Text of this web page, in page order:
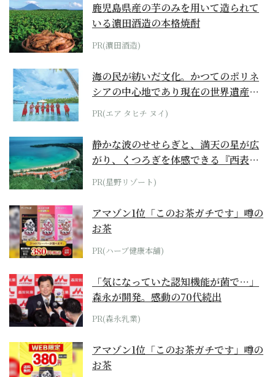
鹿児島県産の芋のみを用いて造られて
いる濵田酒造の本格焼酎
PR(濵田酒造)
海の民が紡いだ文化。かつてのポリネ
シアの中心地であり現在の世界遺産か
らみえてくる...
PR(エア タヒチ ヌイ)
静かな波のせせらぎと、満天の星が広
がり、くつろぎを体感できる『西表島
ホテル by...
PR(星野リゾート)
アマゾン1位「このお茶ガチです」噂の
お茶
PR(ハーブ健康本舗)
「気になっていた認知機能が菌で…」
森永が開発。感動の70代続出
PR(森永乳業)
アマゾン1位「このお茶ガチです」噂の
お茶